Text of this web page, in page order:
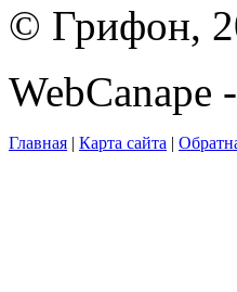
© Грифон,
WebCanape -
Главная | Карта сайта |